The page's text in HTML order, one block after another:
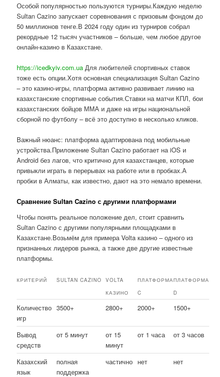
Особой популярностью пользуются турниры.Каждую неделю
Sultan Cazino запускает соревнования с призовым фондом до
50 миллионов тенге.В 2024 году один из турниров собрал
рекордные 12 тысяч участников – больше, чем любое другое
онлайн-казино в Казахстане.
https://icedkyiv.com.ua Для любителей спортивных ставок
тоже есть опции.Хотя основная специализация Sultan Cazino
– это казино-игры, платформа активно развивает линию на
казахстанские спортивные события.Ставки на матчи КПЛ, бои
казахстанских бойцов ММА и даже на игры национальной
сборной по футболу – всё это доступно в несколько кликов.
Важный нюанс: платформа адаптирована под мобильные
устройства.Приложение Sultan Cazino работает на iOS и
Android без лагов, что критично для казахстанцев, которые
привыкли играть в перерывах на работе или в пробках.А
пробки в Алматы, как известно, дают на это немало времени.
Сравнение Sultan Cazino с другими платформами
Чтобы понять реальное положение дел, стоит сравнить
Sultan Cazino с другими популярными площадками в
Казахстане.Возьмём для примера Volta казино – одного из
признанных лидеров рынка, а также две другие известные
платформы.
КРИТЕРИЙ SULTAN CAZINO
VOLTA
КАЗИНО
ПЛАТФОРМА
C
ПЛАТФОРМА
D
Количество
игр
3500+ 2800+ 2000+ 1500+
Вывод
средств
от 5 минут
от 15
минут
от 1 часа от 3 часов
Казахский
язык
полная
поддержка
частично нет нет